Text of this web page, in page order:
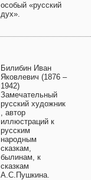
особый «русский
дух».
Билибин Иван
Яковлевич (1876 –
1942)
Замечательный
русский художник
, автор
иллюстраций к
русским
народным
сказкам,
былинам, к
сказкам
А.С.Пушкина.